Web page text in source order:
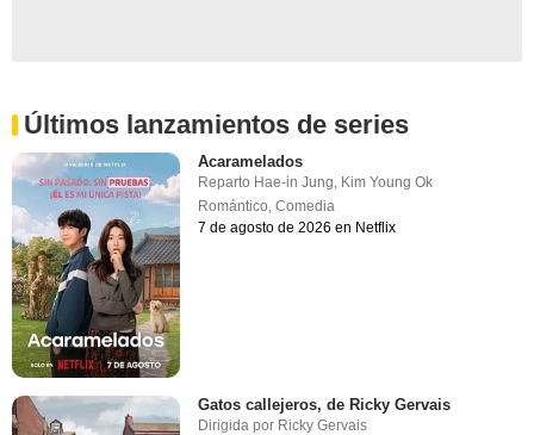
Últimos lanzamientos de series
Acaramelados
Reparto Hae-in Jung, Kim Young Ok
Romántico,Comedia
7 de agosto de 2026 en Netflix
Gatos callejeros, de Ricky Gervais
Dirigida por Ricky Gervais